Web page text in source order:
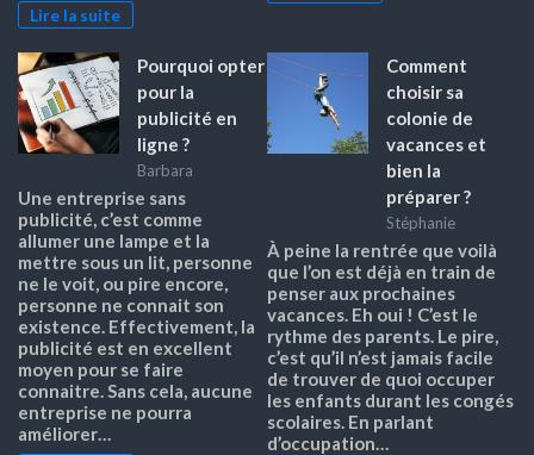
Lire la suite
Pourquoi opter
pour la
publicité en
ligne ?
Barbara
Une entreprise sans
publicité, c’est comme
allumer une lampe et la
mettre sous un lit, personne
ne le voit, ou pire encore,
personne ne connait son
existence. Effectivement, la
publicité est en excellent
moyen pour se faire
connaitre. Sans cela, aucune
entreprise ne pourra
améliorer…
Comment
choisir sa
colonie de
vacances et
bien la
préparer ?
Stéphanie
À peine la rentrée que voilà
que l’on est déjà en train de
penser aux prochaines
vacances. Eh oui ! C’est le
rythme des parents. Le pire,
c’est qu’il n’est jamais facile
de trouver de quoi occuper
les enfants durant les congés
scolaires. En parlant
d’occupation…